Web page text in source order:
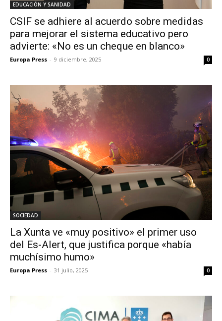
EDUCACIÓN Y SANIDAD
CSIF se adhiere al acuerdo sobre medidas
para mejorar el sistema educativo pero
advierte: «No es un cheque en blanco»
Europa Press - 9 diciembre, 2025 0
SOCIEDAD
La Xunta ve «muy positivo» el primer uso
del Es-Alert, que justifica porque «había
muchísimo humo»
Europa Press - 31 julio, 2025 0